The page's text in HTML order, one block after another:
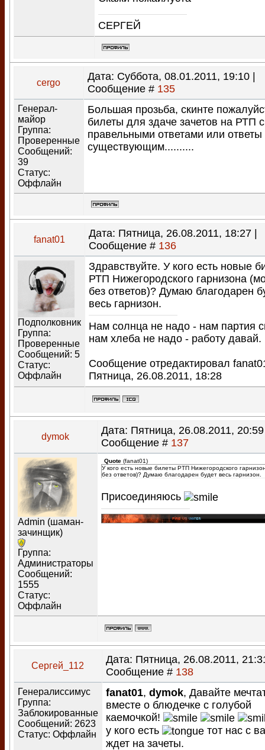
СЕРГЕЙ
cergo
Дата: Суббота, 08.01.2011, 19:10 |
Сообщение # 135
Генерал-
майор
Группа:
Проверенные
Сообщений:
39
Статус:
Оффлайн
Большая прозьба, скинте
билеты для здаче зачетов на РТП с
правельными ответами или ответы
существующим..........
fanat01
Дата: Пятница, 26.08.2011, 18:27 |
Сообщение # 136
Подполковник
Группа:
Проверенные
Сообщений: 5
Статус:
Оффлайн
Здравствуйте. У кого есть новые
РТП Нижегородского гарнизона
без ответов)? Думаю благодарен
весь гарнизон.
Нам солнца не надо - нам партия
нам хлеба не надо - работу давай.
Сообщение отредактировал
Пятница, 26.08.2011, 18:28
dymok
Дата: Пятница, 26.08.2011,
Сообщение # 137
Admin (шаман-
зачинщик)
Группа:
Администраторы
Сообщений:
1555
Статус:
Оффлайн
Quote (fanat01)
У кого есть новые билеты РТП Нижегородского
без ответов)? Думаю благодарен будет весь гарнизон.
Присоединяюсь
Сергей_112
Дата: Пятница, 26.08.2011,
Сообщение # 138
Генералиссимус
Группа:
Заблокированные
Сообщений: 2623
Статус: Оффлайн
fanat01, dymok, Давайте
вместе о блюдечке с голубой
каемочкой!
у кого есть
тот нас с
ждет на зачеты.